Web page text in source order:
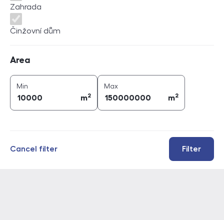
Zahrada
Činžovní dům
Area
Min
m2
Maxarea (
m2
Filter
Cancel filter